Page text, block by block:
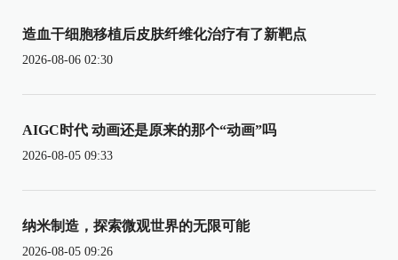
造血干细胞移植后皮肤纤维化治疗有了新靶点
2026-08-06 02:30
AIGC时代 动画还是原来的那个“动画”吗
2026-08-05 09:33
纳米制造，探索微观世界的无限可能
2026-08-05 09:26